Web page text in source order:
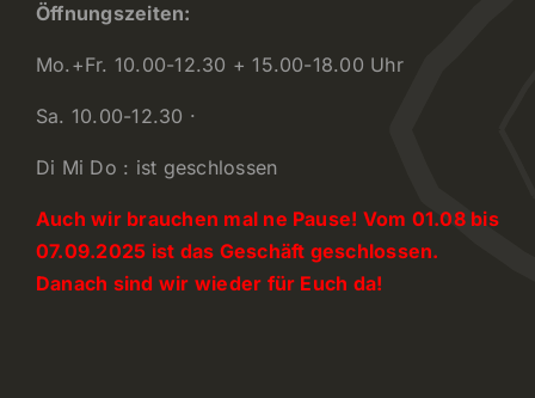
Öffnungszeiten:
Mo.+Fr. 10.00-12.30 + 15.00-18.00 Uhr
Sa. 10.00-12.30 ·
Di Mi Do : ist geschlossen
Auch wir brauchen mal ne Pause! Vom 01.08 bis
07.09.2025 ist das Geschäft geschlossen.
Danach sind wir wieder für Euch da!